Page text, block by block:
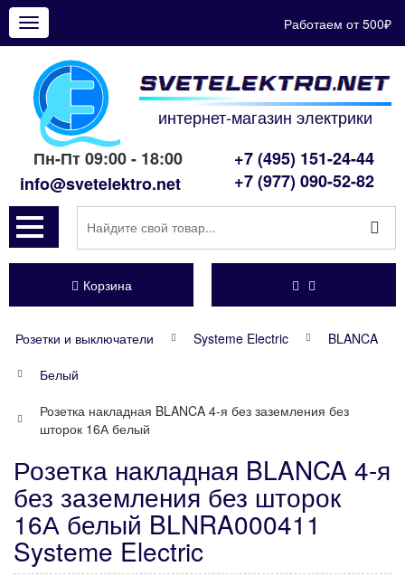
Показать
меню
Работаем от 500₽
интернет-магазин электрики
Пн-Пт 09:00 - 18:00
info@svetelektro.net
+7 (495) 151-24-44
+7 (977) 090-52-82
Корзина
Розетки и выключатели Systeme Electric
BLANCA
Белый
Розетка накладная BLANCA 4-я без заземления без
шторок 16А белый
Розетка накладная BLANCA 4-я
без заземления без шторок
16А белый BLNRA000411
Systeme Electric